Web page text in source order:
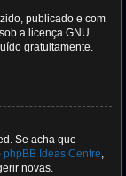
publicado e com
a licença GNU
gratuitamente.
Se acha que
phpBB Ideas Centre,
novas.